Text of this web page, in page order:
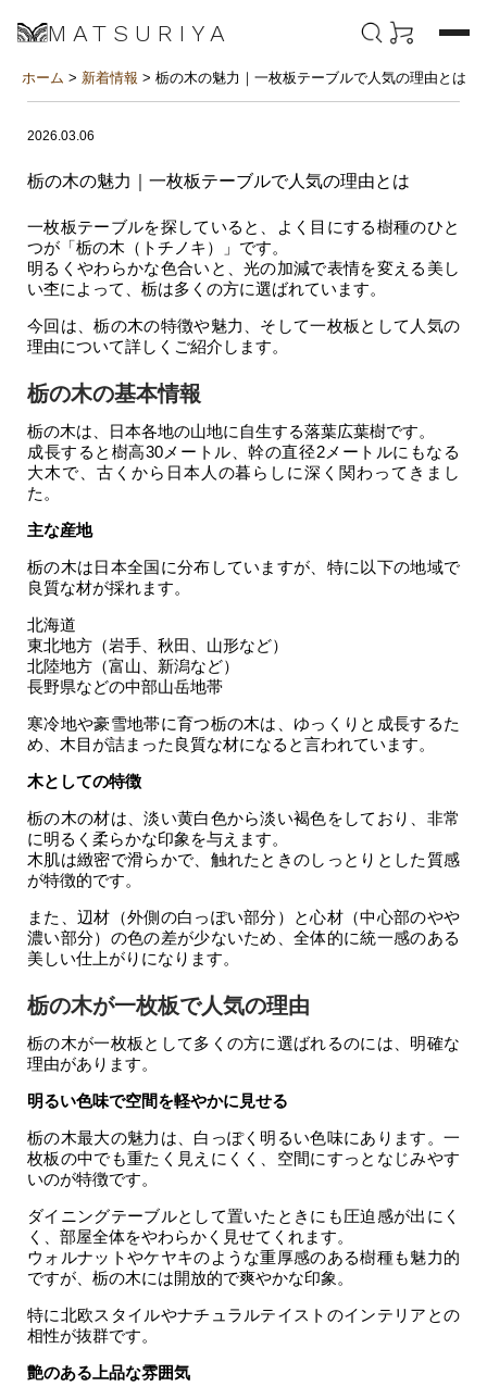
MATSURIYA
ホーム > 新着情報 > 栃の木の魅力｜一枚板テーブルで人気の理由とは
2026.03.06
栃の木の魅力｜一枚板テーブルで人気の理由とは
一枚板テーブルを探していると、よく目にする樹種のひと
つが「栃の木（トチノキ）」です。
明るくやわらかな色合いと、光の加減で表情を変える美し
い杢によって、栃は多くの方に選ばれています。
今回は、栃の木の特徴や魅力、そして一枚板として人気の
理由について詳しくご紹介します。
栃の木の基本情報
栃の木は、日本各地の山地に自生する落葉広葉樹です。
成長すると樹高30メートル、幹の直径2メートルにもなる
大木で、古くから日本人の暮らしに深く関わってきまし
た。
主な産地
栃の木は日本全国に分布していますが、特に以下の地域で
良質な材が採れます。
北海道
東北地方（岩手、秋田、山形など）
北陸地方（富山、新潟など）
長野県などの中部山岳地帯
寒冷地や豪雪地帯に育つ栃の木は、ゆっくりと成長するた
め、木目が詰まった良質な材になると言われています。
木としての特徴
栃の木の材は、淡い黄白色から淡い褐色をしており、非常
に明るく柔らかな印象を与えます。
木肌は緻密で滑らかで、触れたときのしっとりとした質感
が特徴的です。
また、辺材（外側の白っぽい部分）と心材（中心部のやや
濃い部分）の色の差が少ないため、全体的に統一感のある
美しい仕上がりになります。
栃の木が一枚板で人気の理由
栃の木が一枚板として多くの方に選ばれるのには、明確な
理由があります。
明るい色味で空間を軽やかに見せる
栃の木最大の魅力は、白っぽく明るい色味にあります。一
枚板の中でも重たく見えにくく、空間にすっとなじみやす
いのが特徴です。
ダイニングテーブルとして置いたときにも圧迫感が出にく
く、部屋全体をやわらかく見せてくれます。
ウォルナットやケヤキのような重厚感のある樹種も魅力的
ですが、栃の木には開放的で爽やかな印象。
特に北欧スタイルやナチュラルテイストのインテリアとの
相性が抜群です。
艶のある上品な雰囲気